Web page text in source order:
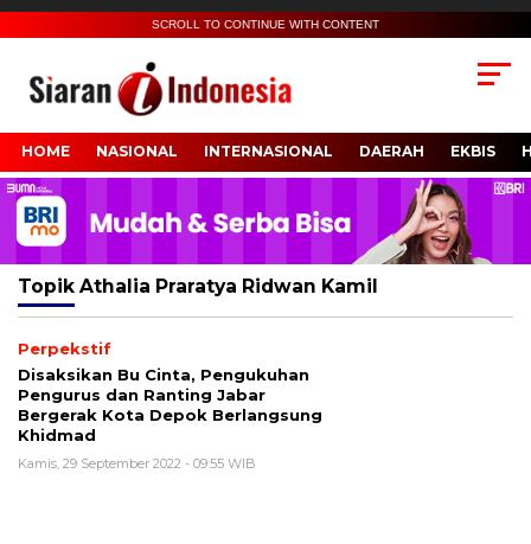
SCROLL TO CONTINUE WITH CONTENT
HOME NASIONAL INTERNASIONAL DAERAH EKBIS
Topik Athalia Praratya Ridwan Kamil
Perpekstif
Disaksikan Bu Cinta, Pengukuhan
Pengurus dan Ranting Jabar
Bergerak Kota Depok Berlangsung
Khidmad
Kamis, 29 September 2022 - 09:55 WIB